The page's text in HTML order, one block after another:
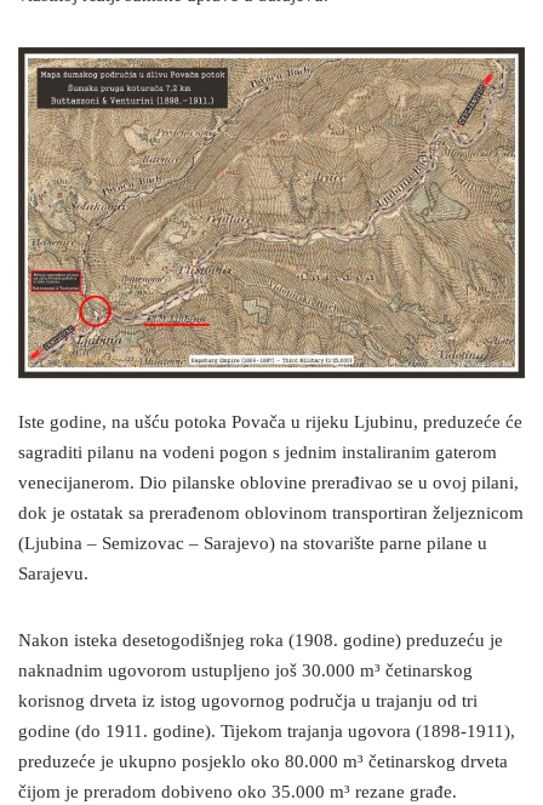
Iste godine, na ušću potoka Povača u rijeku Ljubinu, preduzeće će
sagraditi pilanu na vodeni pogon s jednim instaliranim gaterom
venecijanerom. Dio pilanske oblovine prerađivao se u ovoj pilani,
dok je ostatak sa prerađenom oblovinom transportiran željeznicom
(Ljubina – Semizovac – Sarajevo) na stovarište parne pilane u
Sarajevu.
Nakon isteka desetogodišnjeg roka (1908. godine) preduzeću je
naknadnim ugovorom ustupljeno još 30.000 m³ četinarskog
korisnog drveta iz istog ugovornog područja u trajanju od tri
godine (do 1911. godine). Tijekom trajanja ugovora (1898-1911),
preduzeće je ukupno posjeklo oko 80.000 m³ četinarskog drveta
čijom je preradom dobiveno oko 35.000 m³ rezane građe.